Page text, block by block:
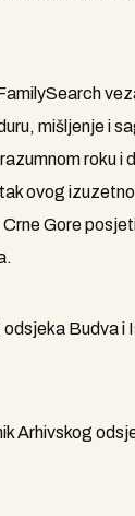
mišljenje i
roku i
ovog izuzetno
Gore
Budva i
Arhivskog